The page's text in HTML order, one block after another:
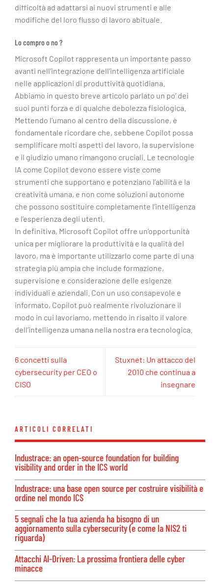
difficoltà ad adattarsi ai nuovi strumenti e alle
modifiche del loro flusso di lavoro abituale.
Lo compro o no ?
Microsoft Copilot rappresenta un importante passo
avanti nell’integrazione dell’intelligenza artificiale
nelle applicazioni di produttività quotidiana.
Abbiamo in questo breve articolo parlato un po’ dei
suoi punti forza e di qualche debolezza fisiologica.
Mettendo l’umano al centro della discussione, è
fondamentale ricordare che, sebbene Copilot possa
semplificare molti aspetti del lavoro, la supervisione
e il giudizio umano rimangono cruciali. Le tecnologie
IA come Copilot devono essere viste come
strumenti che supportano e potenziano l’abilità e la
creatività umana, e non come soluzioni autonome
che possono sostituire completamente l’intelligenza
e l’esperienza degli utenti.
In definitiva, Microsoft Copilot offre un’opportunità
unica per migliorare la produttività e la qualità del
lavoro, ma è importante utilizzarlo come parte di una
strategia più ampia che include formazione,
supervisione e considerazione delle esigenze
individuali e aziendali. Con un uso consapevole e
informato, Copilot può realmente rivoluzionare il
modo in cui lavoriamo, mettendo in risalto il valore
dell’intelligenza umana nella nostra era tecnologica.
6 concetti sulla
cybersecurity per CEO o
CISO
Stuxnet: Un attacco del
2010 che continua a
insegnare
ARTICOLI CORRELATI
Industrace: an open-source foundation for building
visibility and order in the ICS world
Industrace: una base open source per costruire visibilità e
ordine nel mondo ICS
5 segnali che la tua azienda ha bisogno di un
aggiornamento sulla cybersecurity (e come la NIS2 ti
riguarda)
Attacchi AI-Driven: La prossima frontiera delle cyber
minacce